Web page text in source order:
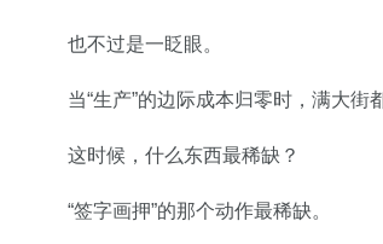
也不过是一眨眼。
当“生产”的边际成本归零时，满大街
这时候，什么东西最稀缺？
“签字画押”的那个动作最稀缺。